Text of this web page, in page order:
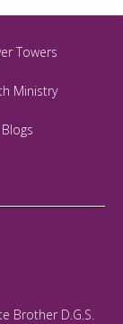
Towers
Ministry
Blogs
Brother D.G.S.